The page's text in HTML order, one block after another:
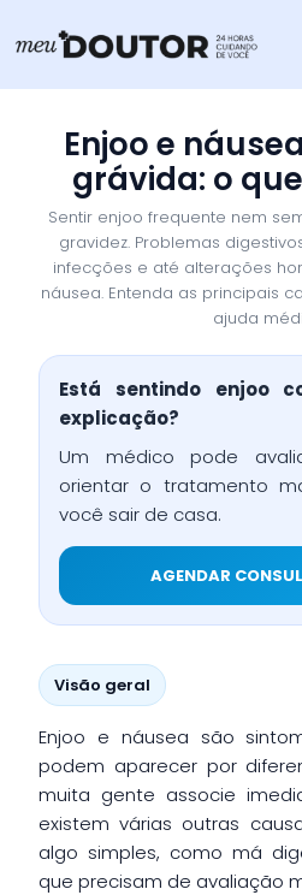
para
Enjoo e
grávida: o
Sentir enjoo frequente nem
gravidez. Problemas
infecções e até alterações
náusea. Entenda as principais
ajuda
Está sentindo enjoo
explicação?
Um médico pode
orientar o tratamento
você sair de casa.
AGENDAR
Visão geral
Enjoo e náusea são
podem aparecer por
muita gente associe
existem várias outras
algo simples, como má
que precisam de avaliação